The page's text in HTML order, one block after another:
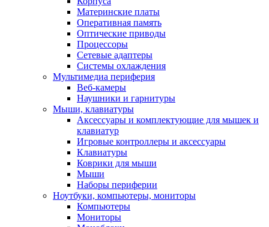
Материнские платы
Оперативная память
Оптические приводы
Процессоры
Сетевые адаптеры
Системы охлаждения
Мультимедиа периферия
Веб-камеры
Наушники и гарнитуры
Мыши, клавиатуры
Аксессуары и комплектующие для мышек и
клавиатур
Игровые контроллеры и аксессуары
Клавиатуры
Коврики для мыши
Мыши
Наборы периферии
Ноутбуки, компьютеры, мониторы
Компьютеры
Мониторы